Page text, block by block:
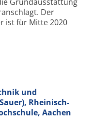
Grund­aus­stattung
Der
ist für Mitte 2020
und
Rheinisch-
Aachen